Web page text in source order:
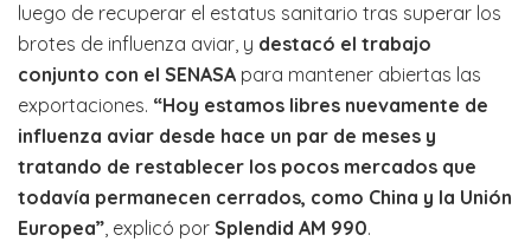
luego de recuperar el estatus sanitario tras superar los
brotes de influenza aviar, y destacó el trabajo
conjunto con el SENASA para mantener abiertas las
exportaciones. “Hoy estamos libres nuevamente de
influenza aviar desde hace un par de meses y
tratando de restablecer los pocos mercados que
todavía permanecen cerrados, como China y la Unión
Europea”, explicó por Splendid AM 990.